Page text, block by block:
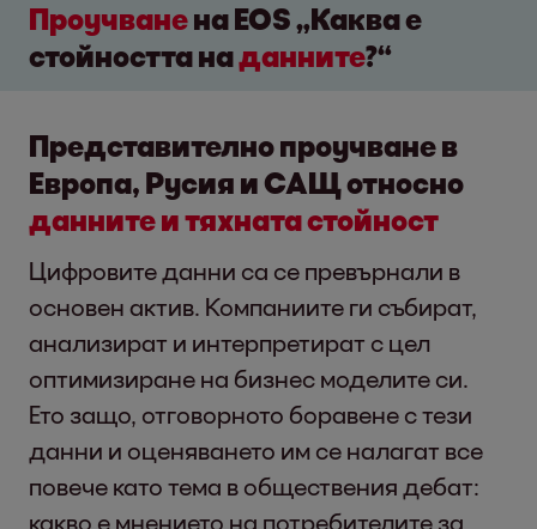
Проучванена EOS „Каква е
стойността наданните?“
Представително проучване в
Европа, Русия и САЩ относно
данните и тяхната стойност
Цифровите данни са се превърнали в
основен актив. Компаниите ги събират,
анализират и интерпретират с цел
оптимизиране на бизнес моделите си.
Ето защо, отговорното боравене с тези
данни и оценяването им се налагат все
повече като тема в обществения дебат:
какво е мнението на потребителите за